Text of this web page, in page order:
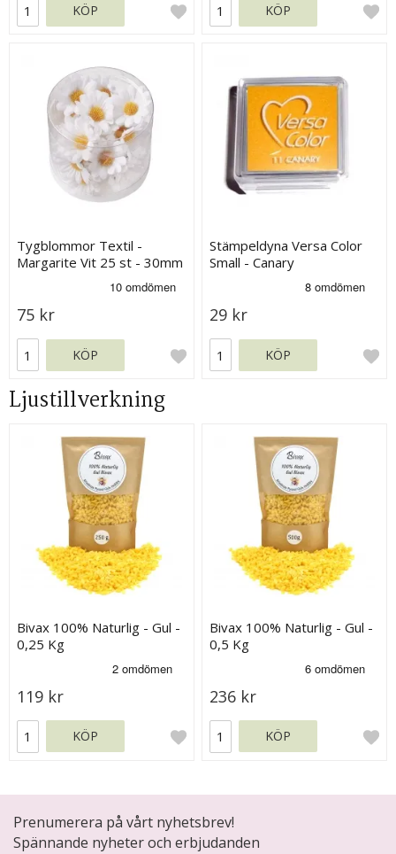
KÖP KÖP
Tygblommor Textil -
Margarite Vit 25 st - 30mm
75 kr
KÖP
Stämpeldyna Versa Color
Small - Canary
29 kr
KÖP
Ljustillverkning
Bivax 100% Naturlig - Gul -
0,25 Kg
119 kr
KÖP
Bivax 100% Naturlig - Gul -
0,5 Kg
236 kr
KÖP
Prenumerera på vårt nyhetsbrev!
Spännande nyheter och erbjudanden